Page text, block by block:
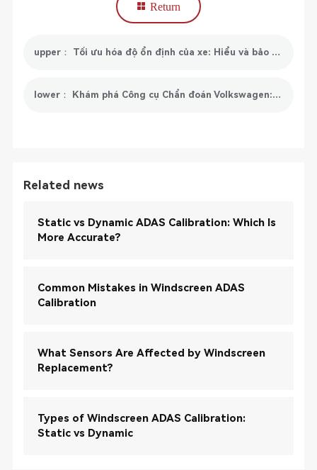
Return
upper： Tối ưu hóa độ ổn định của xe: Hiểu và bảo trì hệ thống kiểm soát ổn định điện tử (ESC)
lower： Khám phá Công cụ Chẩn đoán Volkswagen: Các Vấn đề Thường gặp và Giải pháp
Related news
Static vs Dynamic ADAS Calibration: Which Is
More Accurate?
Common Mistakes in Windscreen ADAS
Calibration
What Sensors Are Affected by Windscreen
Replacement?
Types of Windscreen ADAS Calibration:
Static vs Dynamic